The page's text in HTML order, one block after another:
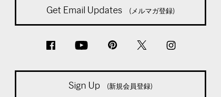
Get Email Updates (メルマガ登録)
Sign Up (新規会員登録)